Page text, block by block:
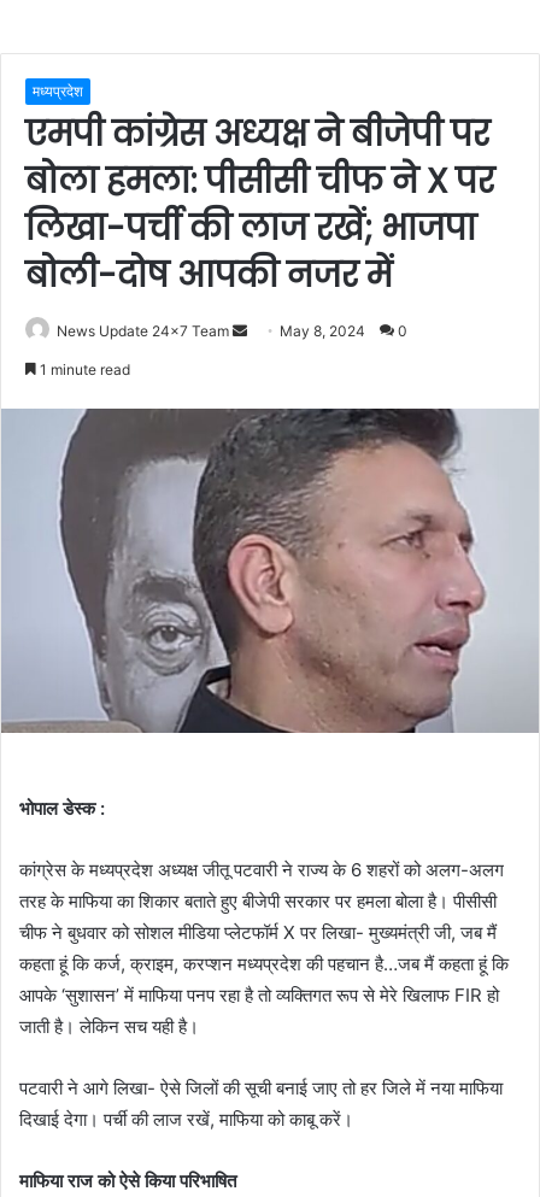
मध्यप्रदेश
एमपी कांग्रेस अध्यक्ष ने बीजेपी पर
बोला हमला: पीसीसी चीफ ने X पर
लिखा-पर्ची की लाज रखें; भाजपा
बोली-दोष आपकी नजर में
News Update 24x7 Team
Send May 8, 2024 0
1 minute read
भोपाल डेस्क :
कांग्रेस के मध्यप्रदेश अध्यक्ष जीतू पटवारी ने राज्य के 6 शहरों को अलग-अलग
तरह के माफिया का शिकार बताते हुए बीजेपी सरकार पर हमला बोला है। पीसीसी
चीफ ने बुधवार को सोशल मीडिया प्लेटफॉर्म X पर लिखा- मुख्यमंत्री जी, जब मैं
कहता हूं कि कर्ज, क्राइम, करप्शन मध्यप्रदेश की पहचान है…जब मैं कहता हूं कि
आपके ‘सुशासन’ में माफिया पनप रहा है तो व्यक्तिगत रूप से मेरे खिलाफ FIR हो
जाती है। लेकिन सच यही है।
पटवारी ने आगे लिखा- ऐसे जिलों की सूची बनाई जाए तो हर जिले में नया माफिया
दिखाई देगा। पर्ची की लाज रखें, माफिया को काबू करें।
माफिया राज को ऐसे किया परिभाषित